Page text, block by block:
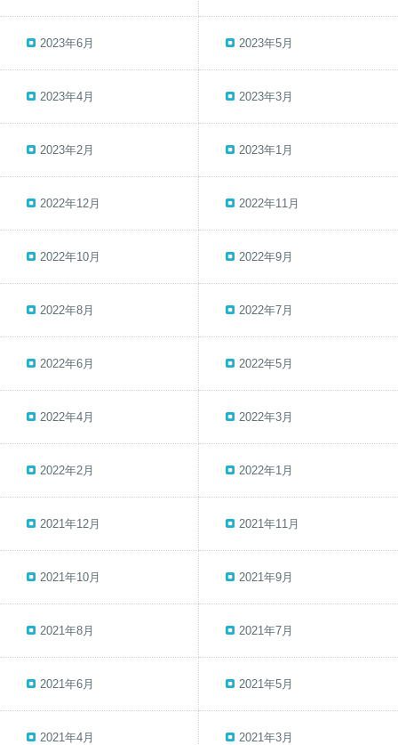
2023年6月 2023年5月
2023年4月 2023年3月
2023年2月 2023年1月
2022年12月 2022年11月
2022年10月 2022年9月
2022年8月 2022年7月
2022年6月 2022年5月
2022年4月 2022年3月
2022年2月 2022年1月
2021年12月 2021年11月
2021年10月 2021年9月
2021年8月 2021年7月
2021年6月 2021年5月
2021年4月 2021年3月